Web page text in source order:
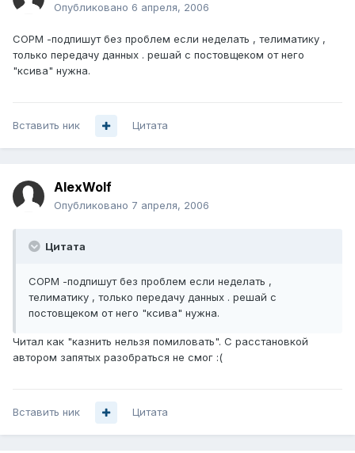
Опубликовано 6 апреля, 2006
СОРМ -подпишут без проблем если неделать , телиматику ,
только передачу данных . решай с постовщеком от него
"ксива" нужна.
Вставить ник Цитата
AlexWolf
Опубликовано 7 апреля, 2006
Цитата
СОРМ -подпишут без проблем если неделать ,
телиматику , только передачу данных . решай с
постовщеком от него "ксива" нужна.
Читал как "казнить нельзя помиловать". С расстановкой
автором запятых разобраться не смог :(
Вставить ник Цитата